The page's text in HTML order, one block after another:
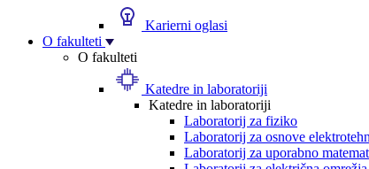
Karierni oglasi
O fakulteti
O fakulteti
Katedre in laboratoriji
Katedre in laboratoriji
Laboratorij za fiziko
Laboratorij za osnove
Laboratorij za uporabno